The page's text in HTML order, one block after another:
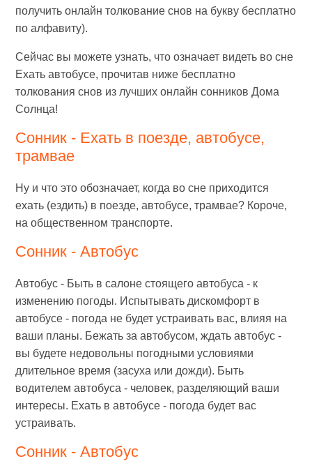
получить онлайн толкование снов на букву бесплатно
по алфавиту).
Сейчас вы можете узнать, что означает видеть во сне
Ехать автобусе, прочитав ниже бесплатно
толкования снов из лучших онлайн сонников Дома
Солнца!
Сонник - Ехать в поезде, автобусе,
трамвае
Ну и что это обозначает, когда во сне приходится
ехать (ездить) в поезде, автобусе, трамвае? Короче,
на общественном транспорте.
Сонник - Автобус
Автобус - Быть в салоне стоящего автобуса - к
изменению погоды. Испытывать дискомфорт в
автобусе - погода не будет устраивать вас, влияя на
ваши планы. Бежать за автобусом, ждать автобус -
вы будете недовольны погодными условиями
длительное время (засуха или дожди). Быть
водителем автобуса - человек, разделяющий ваши
интересы. Ехать в автобусе - погода будет вас
устраивать.
Сонник - Автобус